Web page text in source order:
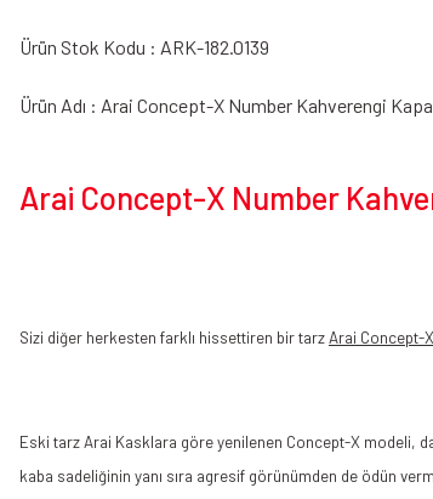
Ürün Stok Kodu : ARK-182.0139
Ürün Adı : Arai Concept-X Number Kahverengi
Arai Concept-X Number
Sizi diğer herkesten farklı hissettiren bir tarz Arai Concept-
Eski tarz Arai Kasklara göre yenilenen Concept-X modeli,
kaba sadeliğinin yanı sıra agresif görünümden de ödün